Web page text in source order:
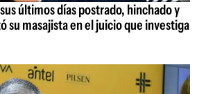
últimos días postrado, hinchado y
su masajista en el juicio que investiga